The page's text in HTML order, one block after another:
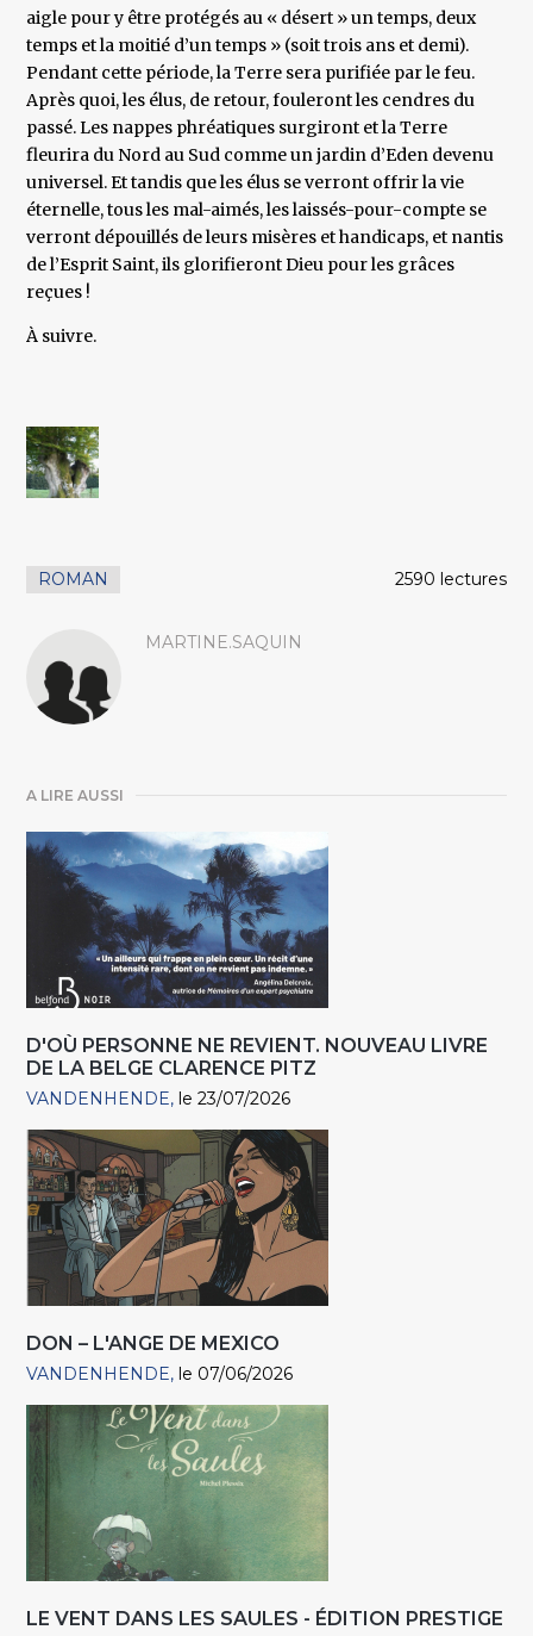
aigle pour y être protégés au « désert » un temps, deux
temps et la moitié d’un temps » (soit trois ans et demi).
Pendant cette période, la Terre sera purifiée par le feu.
Après quoi, les élus, de retour, fouleront les cendres du
passé. Les nappes phréatiques surgiront et la Terre
fleurira du Nord au Sud comme un jardin d’Eden devenu
universel. Et tandis que les élus se verront offrir la vie
éternelle, tous les mal-aimés, les laissés-pour-compte se
verront dépouillés de leurs misères et handicaps, et nantis
de l’Esprit Saint, ils glorifieront Dieu pour les grâces
reçues !
À suivre.
ROMAN 2590 lectures
MARTINE.SAQUIN
A LIRE AUSSI
D'OÙ PERSONNE NE REVIENT. NOUVEAU LIVRE
DE LA BELGE CLARENCE PITZ
VANDENHENDE le 23/07/2026
DON – L'ANGE DE MEXICO
VANDENHENDE le 07/06/2026
LE VENT DANS LES SAULES - ÉDITION PRESTIGE